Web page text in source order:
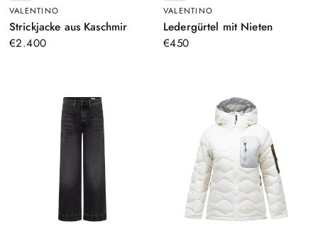
VALENTINO
Strickjacke aus Kaschmir–
Schwarz
€2.400
VALENTINO
Ledergürtel mit Nieten–
€450